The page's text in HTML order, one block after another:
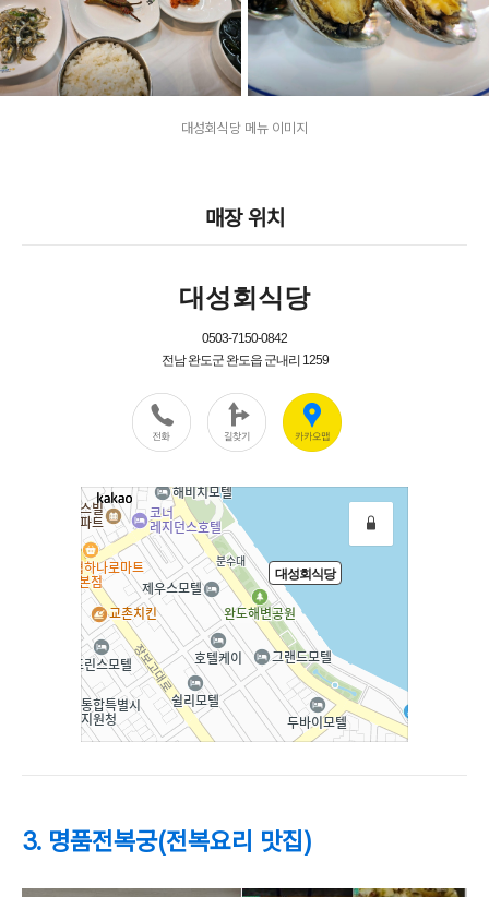
대성회식당 메뉴 이미지
매장 위치
3. 명품전복궁(전복요리 맛집)